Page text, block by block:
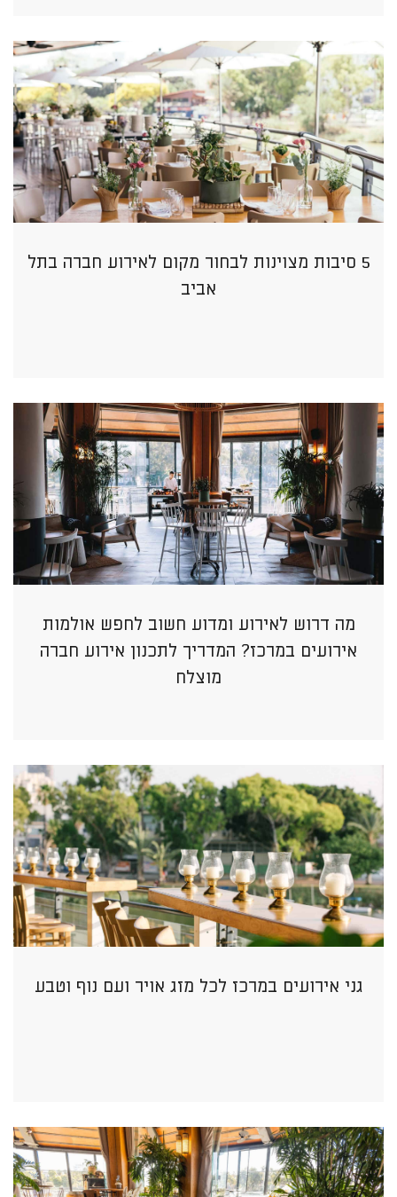
5 סיבות מצוינות לבחור מקום לאירוע חברה בתל
אביב
מה דרוש לאירוע ומדוע חשוב לחפש אולמות
אירועים במרכז? המדריך לתכנון אירוע חברה
מוצלח
גני אירועים במרכז לכל מזג אויר ועם נוף וטבע